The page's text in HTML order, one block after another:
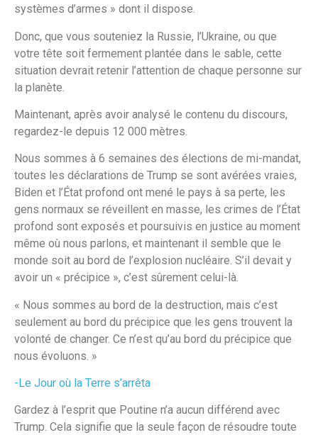
systèmes d’armes » dont il dispose.
Donc, que vous souteniez la Russie, l’Ukraine, ou que
votre tête soit fermement plantée dans le sable, cette
situation devrait retenir l’attention de chaque personne sur
la planète.
Maintenant, après avoir analysé le contenu du discours,
regardez-le depuis 12 000 mètres.
Nous sommes à 6 semaines des élections de mi-mandat,
toutes les déclarations de Trump se sont avérées vraies,
Biden et l’État profond ont mené le pays à sa perte, les
gens normaux se réveillent en masse, les crimes de l’État
profond sont exposés et poursuivis en justice au moment
même où nous parlons, et maintenant il semble que le
monde soit au bord de l’explosion nucléaire. S’il devait y
avoir un « précipice », c’est sûrement celui-là.
« Nous sommes au bord de la destruction, mais c’est
seulement au bord du précipice que les gens trouvent la
volonté de changer. Ce n’est qu’au bord du précipice que
nous évoluons. »
-Le Jour où la Terre s’arrêta
Gardez à l’esprit que Poutine n’a aucun différend avec
Trump. Cela signifie que la seule façon de résoudre toute